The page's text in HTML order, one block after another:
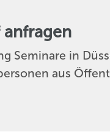
Seminare in
aus